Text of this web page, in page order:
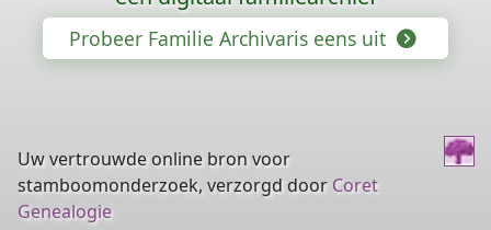
Probeer Familie Archivaris eens uit
Uw vertrouwde online bron voor
stamboomonderzoek, verzorgd door Coret
Genealogie